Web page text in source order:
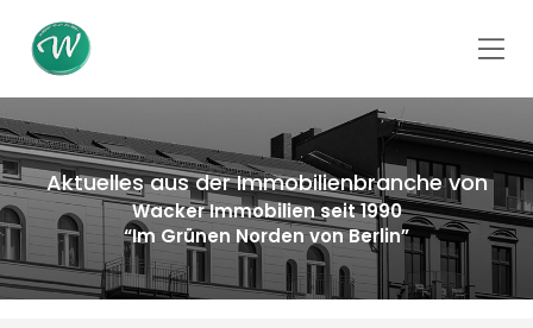
Aktuelles aus der Immobilienbranche von
Wacker Immobilien seit 1990
“Im Grünen Norden von Berlin”